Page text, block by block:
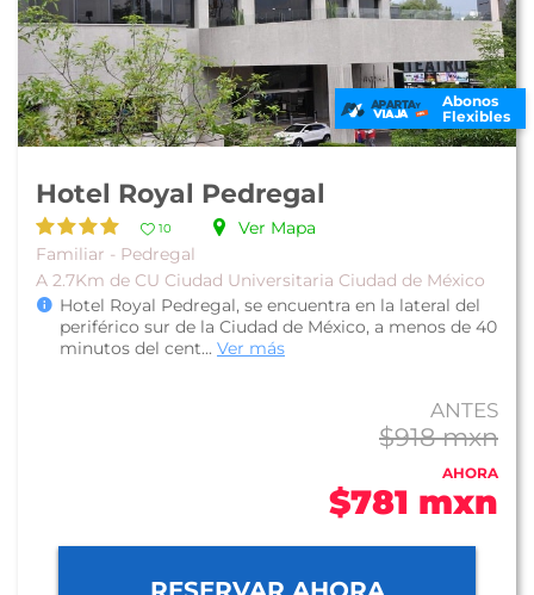
Abonos
Flexibles
Hotel Royal Pedregal
10
Ver Mapa
Familiar - Pedregal
A 2.7Km de CU Ciudad Universitaria Ciudad de México
Hotel Royal Pedregal, se encuentra en la lateral del
periférico sur de la Ciudad de México, a menos de 40
minutos del cent... Ver más
ANTES
$918 mxn
AHORA
$781 mxn